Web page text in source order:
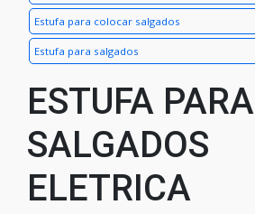
Estufa para colocar salgados
Estufa para salgados
ESTUFA PARA
SALGADOS
ELETRICA